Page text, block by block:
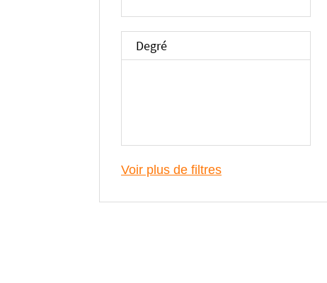
Degré
Voir plus de filtres